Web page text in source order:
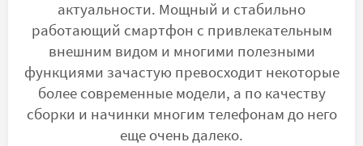
актуальности. Мощный и стабильно
работающий смартфон с привлекательным
внешним видом и многими полезными
функциями зачастую превосходит некоторые
более современные модели, а по качеству
сборки и начинки многим телефонам до него
еще очень далеко.